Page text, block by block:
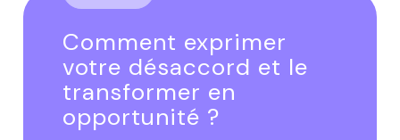
Comment exprimer
votre désaccord et le
transformer en
opportunité ?